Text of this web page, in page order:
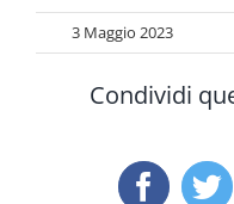
3 Maggio 2023
Condividi